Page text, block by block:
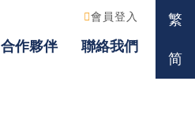
合作夥伴 聯絡我們
繁
简
會員登入